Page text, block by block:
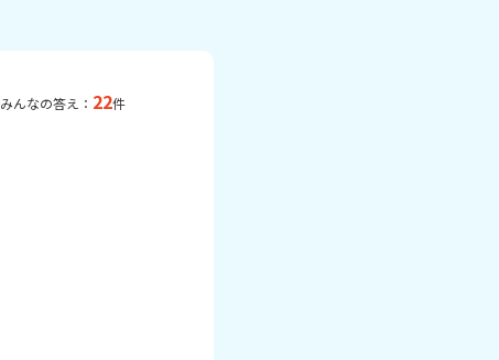
みんなの答え： 22件